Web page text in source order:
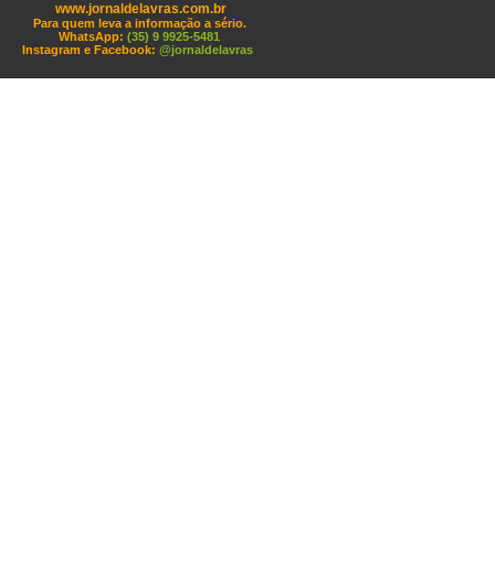
www.jornaldelavras.com.br
Para quem leva a informação a sério.
WhatsApp: (35) 9 9925-5481
Instagram e Facebook: @jornaldelavras